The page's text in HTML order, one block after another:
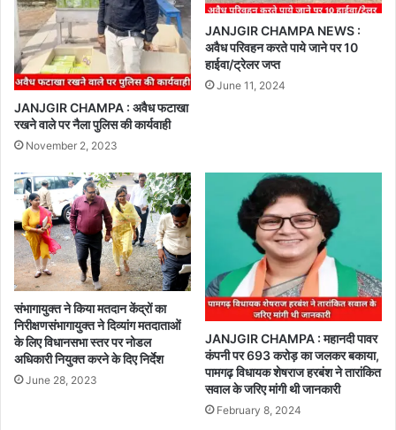
JANJGIR CHAMPA : अवैध फटाखा
रखने वाले पर नैला पुलिस की कार्यवाही
November 2, 2023
JANJGIR CHAMPA NEWS :
अवैध परिवहन करते पाये जाने पर 10
हाईवा/ट्रेलर जप्त
June 11, 2024
संभागायुक्त ने किया मतदान केंद्रों का
निरीक्षणसंभागायुक्त ने दिव्यांग मतदाताओं
के लिए विधानसभा स्तर पर नोडल
अधिकारी नियुक्त करने के दिए निर्देश
June 28, 2023
JANJGIR CHAMPA : महानदी पावर
कंपनी पर 693 करोड़ का जलकर बकाया,
पामगढ़ विधायक शेषराज हरबंश ने तारांकित
सवाल के जरिए मांगी थी जानकारी
February 8, 2024